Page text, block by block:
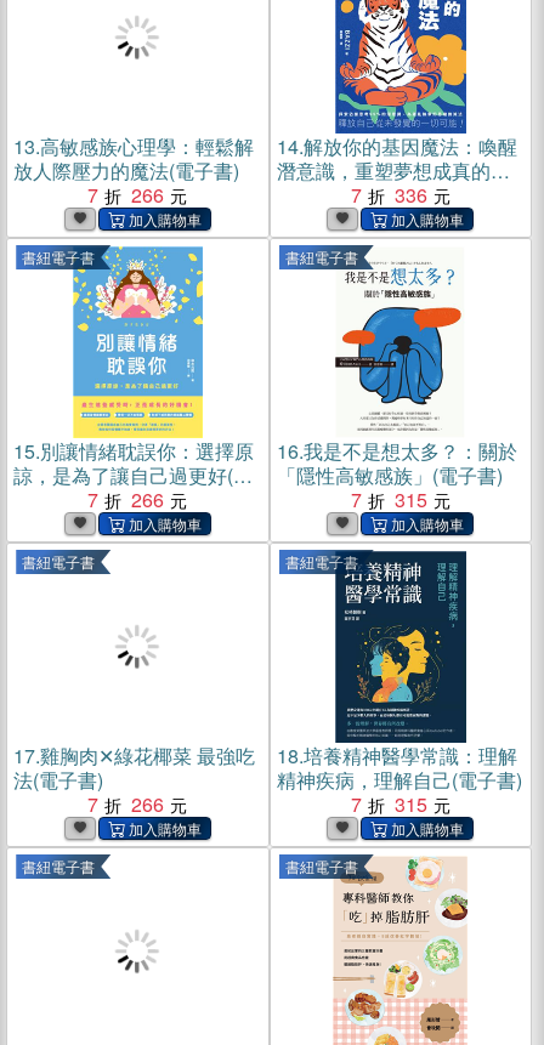
13.高敏感族心理學：輕鬆解
放人際壓力的魔法(電子書)
7
266
14.解放你的基因魔法：喚醒
潛意識，重塑夢想成真的嶄
新人生(電子書)
7 336
書紐電子書
15.別讓情緒耽誤你：選擇原
諒，是為了讓自己過更好(電
7 266
書紐電子書
16.我是不是想太多？：關於
「隱性高敏感族」(電子書)
7
315
書紐電子書
17.雞胸肉✕綠花椰菜 最強吃
法(電子書)
7
266
書紐電子書
18.培養精神醫學常識：理解
精神疾病，理解自己(電子書)
7
315
書紐電子書 書紐電子書